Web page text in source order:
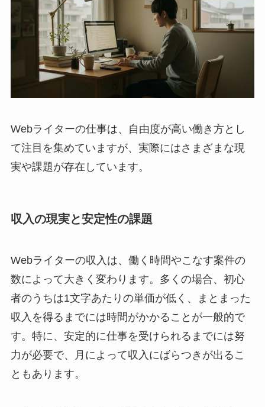
Webライターの仕事は、自由度が高い働き方とし
て注目を集めていますが、実際にはさまざまな現
実や課題が存在しています。
収入の現実と安定性の課題
Webライターの収入は、働く時間やこなす案件の
数によって大きく変わります。多くの場合、初心
者のうちは1文字あたりの単価が低く、まとまった
収入を得るまでには時間がかかることが一般的で
す。特に、安定的に仕事を受けられるまでには努
力が必要で、月によって収入にばらつきが出るこ
ともあります。